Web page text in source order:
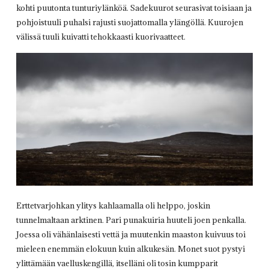
kohti puutonta tunturiylänköä. Sadekuurot seurasivat toisiaan ja
pohjoistuuli puhalsi rajusti suojattomalla ylängöllä. Kuurojen
välissä tuuli kuivatti tehokkaasti kuorivaatteet.
Erttetvarjohkan ylitys kahlaamalla oli helppo, joskin
tunnelmaltaan arktinen. Pari punakuiria huuteli joen penkalla.
Joessa oli vähänlaisesti vettä ja muutenkin maaston kuivuus toi
mieleen enemmän elokuun kuin alkukesän. Monet suot pystyi
ylittämään vaelluskengillä, itselläni oli tosin kumpparit